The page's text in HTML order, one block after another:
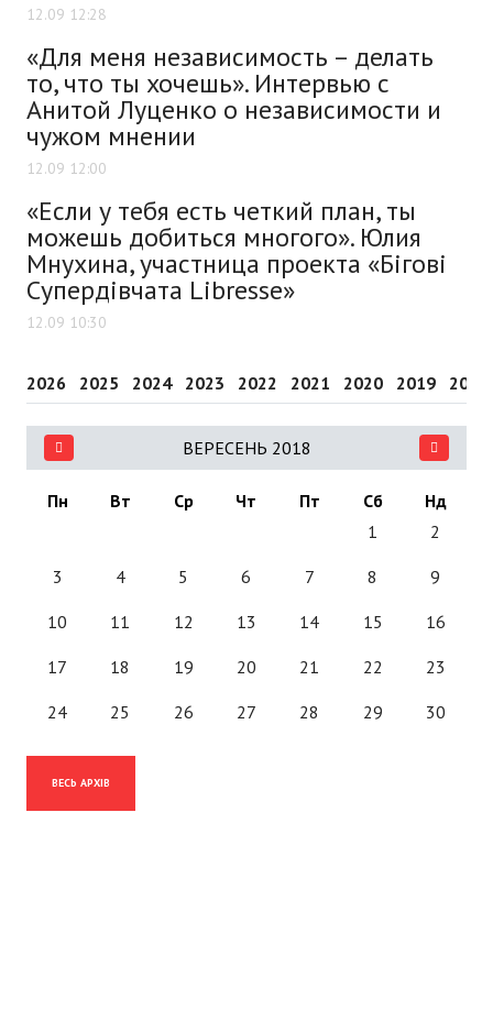
12.09 12:28
«Для меня независимость – делать
то, что ты хочешь». Интервью с
Анитой Луценко о независимости и
чужом мнении
12.09 12:00
«Если у тебя есть четкий план, ты
можешь добиться многого». Юлия
Мнухина, участница проекта «Бігові
Супердівчата Libresse»
12.09 10:30
2026 2025 2024 2023 2022 2021 2020 2019 2018
ВЕРЕСЕНЬ 2018
Пн Вт Ср Чт Пт Сб
Нд
1
2
3 4 5 6 7 8 9
10 11 12 13 14 15 16
17 18 19 20 21 22 23
24 25 26 27 28 29 30
ВЕСЬ АРХІВ